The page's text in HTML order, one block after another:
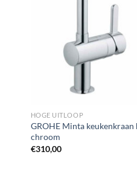
HOGE UITLOOP
GROHE Minta keukenkraan
chroom
€310,00